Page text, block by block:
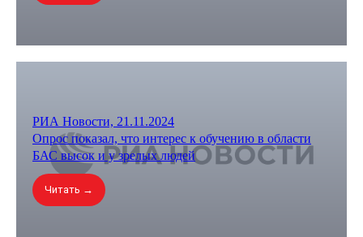
РИА Новости, 21.11.2024
Опрос показал, что интерес к обучению в области
БАС высок и у зрелых людей
Читать →